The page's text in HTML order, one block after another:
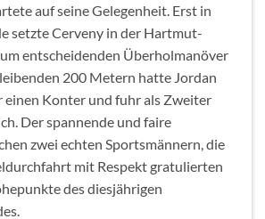
auf seine Gelegenheit. Erst in
setzte Cerveny in der Hartmut-
entscheidenden Überholmanöver
200 Metern hatte Jordan
einen Konter und fuhr als Zweiter
Der spannende und faire
zwei echten Sportsmännern, die
mit Respekt gratulierten
des diesjährigen